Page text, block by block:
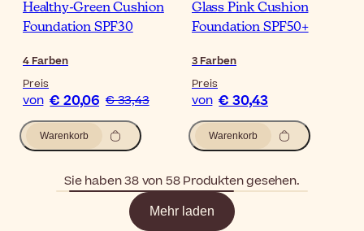
Healthy-Green Cushion
Foundation SPF30
4 Farben
Preis
von € 20,06 € 33,43
Warenkorb
Glass Pink Cushion
Foundation SPF50+
3 Farben
Preis
von € 30,43
Warenkorb
Sie haben 38 von 58 Produkten gesehen.
Mehr laden